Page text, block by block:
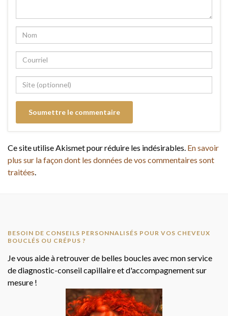
Ce site utilise Akismet pour réduire les indésirables. En savoir
plus sur la façon dont les données de vos commentaires sont
traitées
BESOIN DE CONSEILS PERSONNALISÉS POUR VOS CHEVEUX
BOUCLÉS OU CRÉPUS ?
Je vous aide à retrouver de belles boucles avec mon service
de diagnostic-conseil capillaire et d'accompagnement sur
mesure !